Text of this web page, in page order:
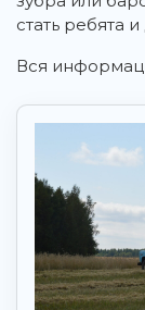
стать ребята
Вся